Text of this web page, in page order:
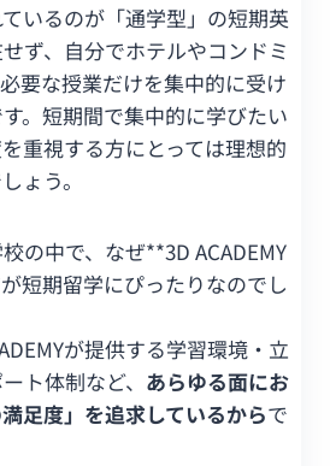
いるのが「通学型」の短期英
ず、自分でホテルやコンドミ
要な授業だけを集中的に受け
。短期間で集中的に学びたい
重視する方にとっては理想的
ょう。
の中で、なぜ**3D ACADEMY
短期留学にぴったりなのでし
が提供する学習環境・立
ト体制など、 あらゆる面にお
足度」を追求しているからで